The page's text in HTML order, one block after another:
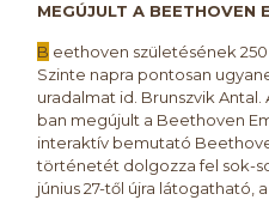
MEGÚJULT A BEETHOVEN
B eethoven születésének
Szinte napra pontosan
uradalmat id. Brunszvik
ban megújult a Beethoven
interaktív bemutató
történetét dolgozza fel sok-
június 27-től újra látogatható,